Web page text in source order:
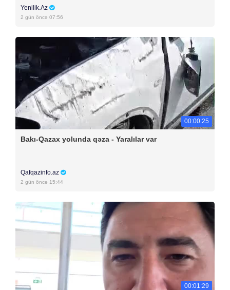
Yenilik.Az
2 gün öncə 07:56
00:00:25
Bakı-Qazax yolunda qəza - Yaralılar var
Qafqazinfo.az
2 gün öncə 15:44
00:01:29